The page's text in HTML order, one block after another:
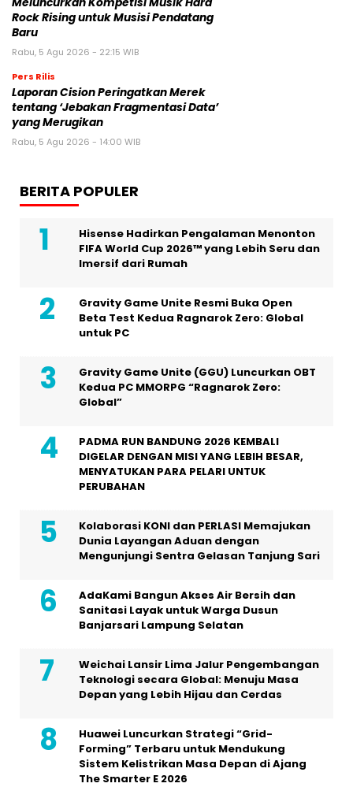
Rock Rising untuk Musisi Pendatang
Baru
Rabu, 5 Agu 2026 - 22:15 WIB
Pers Rilis
Laporan Cision Peringatkan Merek
tentang ‘Jebakan Fragmentasi Data’
yang Merugikan
Rabu, 5 Agu 2026 - 14:00 WIB
BERITA POPULER
Hisense Hadirkan Pengalaman Menonton
FIFA World Cup 2026™ yang Lebih Seru dan
Imersif dari Rumah
Gravity Game Unite Resmi Buka Open
Beta Test Kedua Ragnarok Zero: Global
untuk PC
Gravity Game Unite (GGU) Luncurkan OBT
Kedua PC MMORPG “Ragnarok Zero:
Global”
PADMA RUN BANDUNG 2026 KEMBALI
DIGELAR DENGAN MISI YANG LEBIH BESAR,
MENYATUKAN PARA PELARI UNTUK
PERUBAHAN
Kolaborasi KONI dan PERLASI Memajukan
Dunia Layangan Aduan dengan
Mengunjungi Sentra Gelasan Tanjung Sari
AdaKami Bangun Akses Air Bersih dan
Sanitasi Layak untuk Warga Dusun
Banjarsari Lampung Selatan
Weichai Lansir Lima Jalur Pengembangan
Teknologi secara Global: Menuju Masa
Depan yang Lebih Hijau dan Cerdas
Huawei Luncurkan Strategi “Grid-
Forming” Terbaru untuk Mendukung
Sistem Kelistrikan Masa Depan di Ajang
The Smarter E 2026